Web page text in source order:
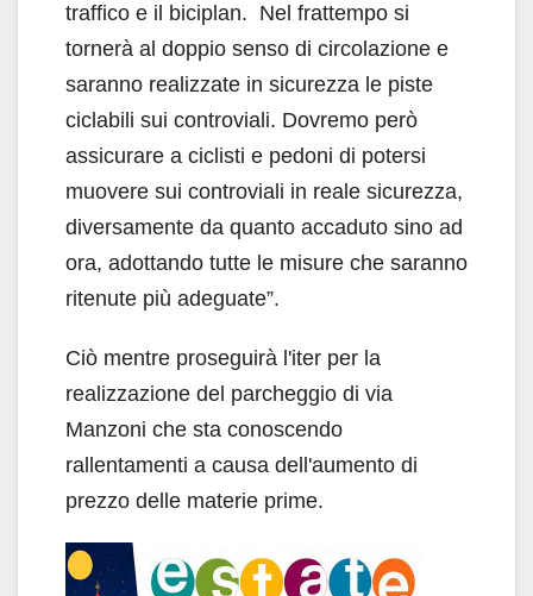
traffico e il biciplan. Nel frattempo si
tornerà al doppio senso di circolazione e
saranno realizzate in sicurezza le piste
ciclabili sui controviali. Dovremo però
assicurare a ciclisti e pedoni di potersi
muovere sui controviali in reale sicurezza,
diversamente da quanto accaduto sino ad
ora, adottando tutte le misure che saranno
ritenute più adeguate”.
Ciò mentre proseguirà l'iter per la
realizzazione del parcheggio di via
Manzoni che sta conoscendo
rallentamenti a causa dell'aumento di
prezzo delle materie prime.